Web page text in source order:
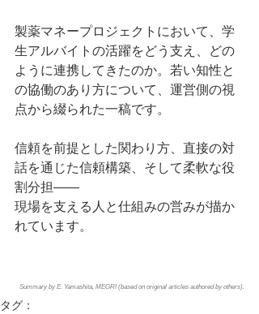
製薬マネープロジェクトにおいて、学
生アルバイトの活躍をどう支え、どの
ように連携してきたのか。若い知性と
の協働のあり方について、運営側の視
点から綴られた一稿です。
信頼を前提とした関わり方、直接の対
話を通じた信頼構築、そして柔軟な役
割分担――
現場を支える人と仕組みの営みが描か
れています。
Summary by E. Yamashita, MEGRI (based on original articles authored by others).
タグ：